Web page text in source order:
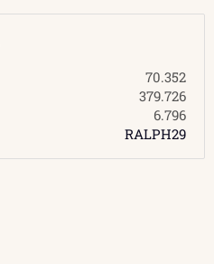
70.352
379.726
6.796
RALPH29